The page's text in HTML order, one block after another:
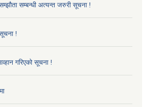
सम्बन्धी अत्यन्त जरुरी सूचना !
!
गरिएको सूचना !